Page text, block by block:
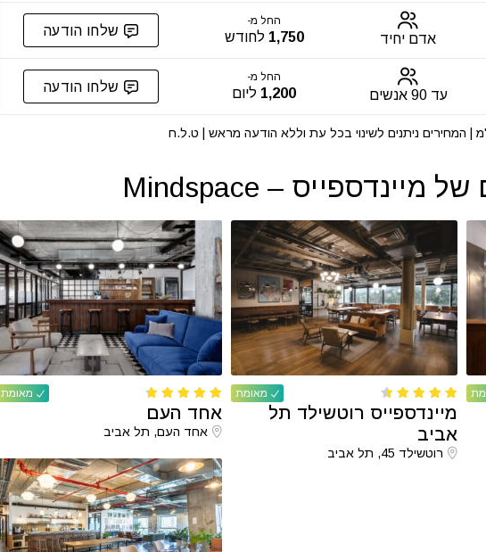
אדם יחיד
החל מ-
1,750 לחודש שלחו הודעה
עד 90 אנשים
החל מ-
1,200 ליום שלחו הודעה
| המחירים ניתנים לשינוי בכל עת וללא הודעה מראש | ט.ל.ח
מאומת
מיינדספייס רוטשילד תל
אביב
רוטשילד 45, תל אביב
מאומת
אחד העם
אחד העם, תל אביב